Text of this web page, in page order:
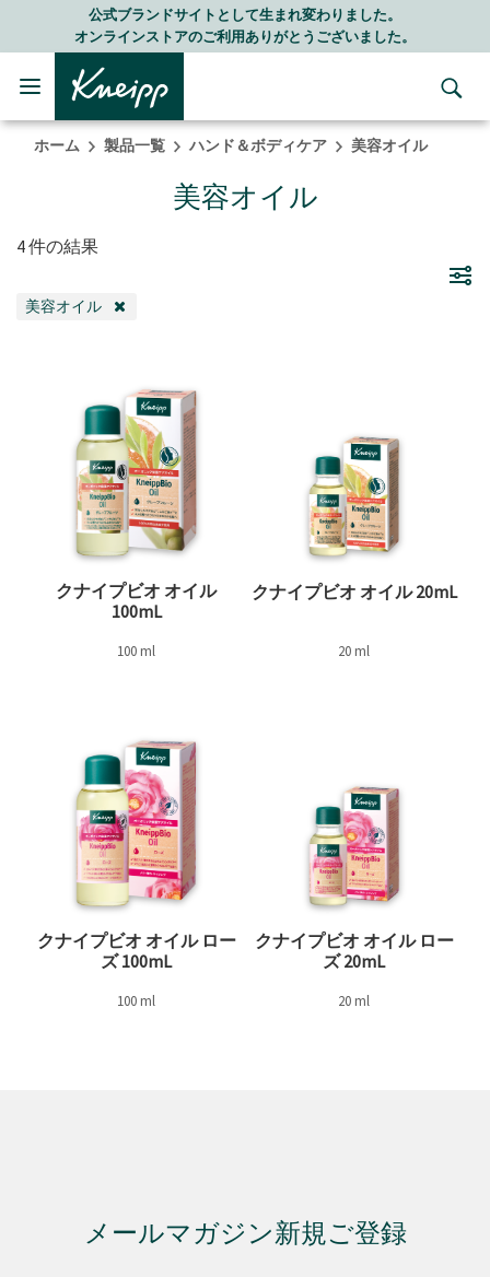
Skip to main content
Skip to footer content公式ブランドサイトとして生まれ変わりました。
オンラインストアのご利用ありがとうございました。
ホーム 製品一覧 ハンド＆ボディケア 美容オイル
美容オイル
4 件の結果
美容オイル
クナイプビオ オイル
100mL
100 ml
クナイプビオ オイル 20mL
20 ml
クナイプビオ オイル ロー
ズ 100mL
100 ml
クナイプビオ オイル ロー
ズ 20mL
20 ml
メールマガジン新規ご登録